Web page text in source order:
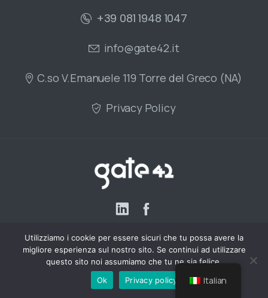
+39 081 1948 1047
info@gate42.it
C.so V.Emanuele 119 Torre del Greco (NA)
Privacy Policy
Italian
Utilizziamo i cookie per essere sicuri che tu possa avere la
migliore esperienza sul nostro sito. Se continui ad utilizzare
questo sito noi assumiamo che tu ne sia felice.
Ok
Privacy policy